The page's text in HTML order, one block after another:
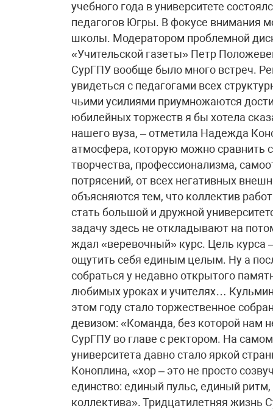
учебного года в университете
педагогов Югры. В фокусе внимания
школы. Модератором проблемной
«Учительской газеты» Петр
СурГПУ вообще было много встреч.
увидеться с педагогами всех
чьими усилиями приумножаются
юбилейных торжеств я бы хотела
нашего вуза, – отметила Надежда
атмосфера, которую можно сравнить
творчества, профессионализма,
потрясений, от всех негативных
объясняются тем, что коллектив
стать большой и дружной
задачу здесь не откладывают на
ждал «веревочный» курс. Цель курса
ощутить себя единым целым. Ну а
собраться у недавно открытого
любимых уроках и учителях…
этом году стало торжественное
девизом: «Команда, без которой нам
СурГПУ во главе с ректором. На
университета давно стало яркой
Коноплина, «хор – это не просто
единство: единый пульс, единый
коллектива». Тридцатилетняя жизнь